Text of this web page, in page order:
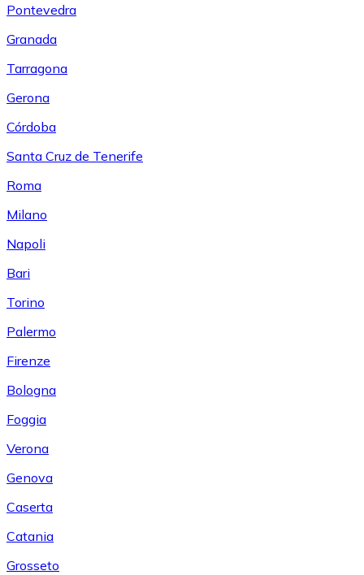
Pontevedra
Granada
Tarragona
Gerona
Córdoba
Santa Cruz de Tenerife
Roma
Milano
Napoli
Bari
Torino
Palermo
Firenze
Bologna
Foggia
Verona
Genova
Caserta
Catania
Grosseto